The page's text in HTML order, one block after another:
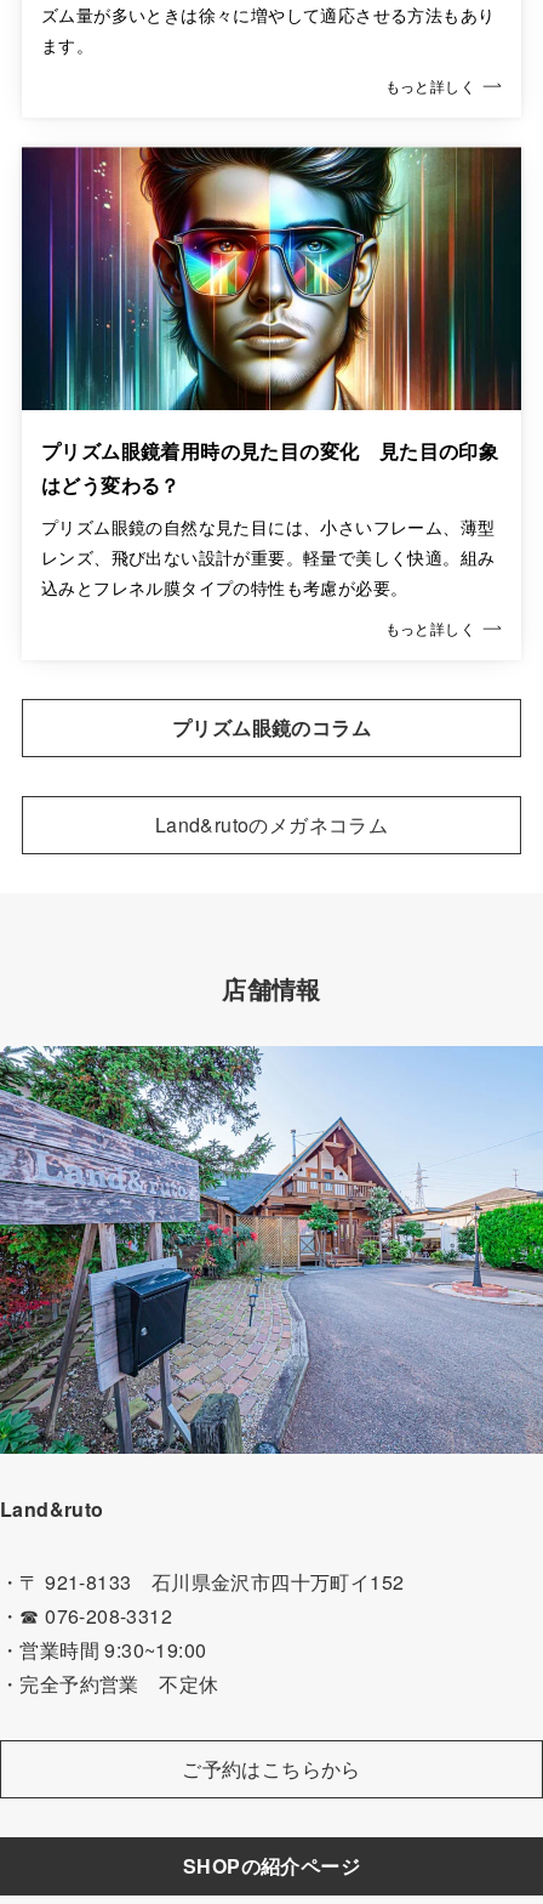
ズム量が多いときは徐々に増やして適応させる方法もあり
ます。
もっと詳しく
プリズム眼鏡着用時の見た目の変化 見た目の印象
はどう変わる？
プリズム眼鏡の自然な見た目には、小さいフレーム、薄型
レンズ、飛び出ない設計が重要。軽量で美しく快適。組み
込みとフレネル膜タイプの特性も考慮が必要。
もっと詳しく
プリズム眼鏡のコラム
Land&rutoのメガネコラム
店舗情報
Land&ruto
・〒 921-8133 石川県金沢市四十万町イ152
・☎ 076-208-3312
・営業時間 9:30~19:00
・完全予約営業 不定休
ご予約はこちらから
SHOPの紹介ページ